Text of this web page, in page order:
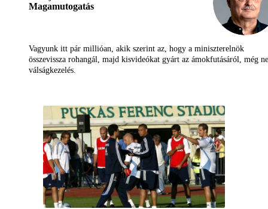
Magamutogatás
Vagyunk itt pár millióan, akik szerint az, hogy a miniszterelnök
összevissza rohangál, majd kisvideókat gyárt az ámokfutásáról, még
válságkezelés.